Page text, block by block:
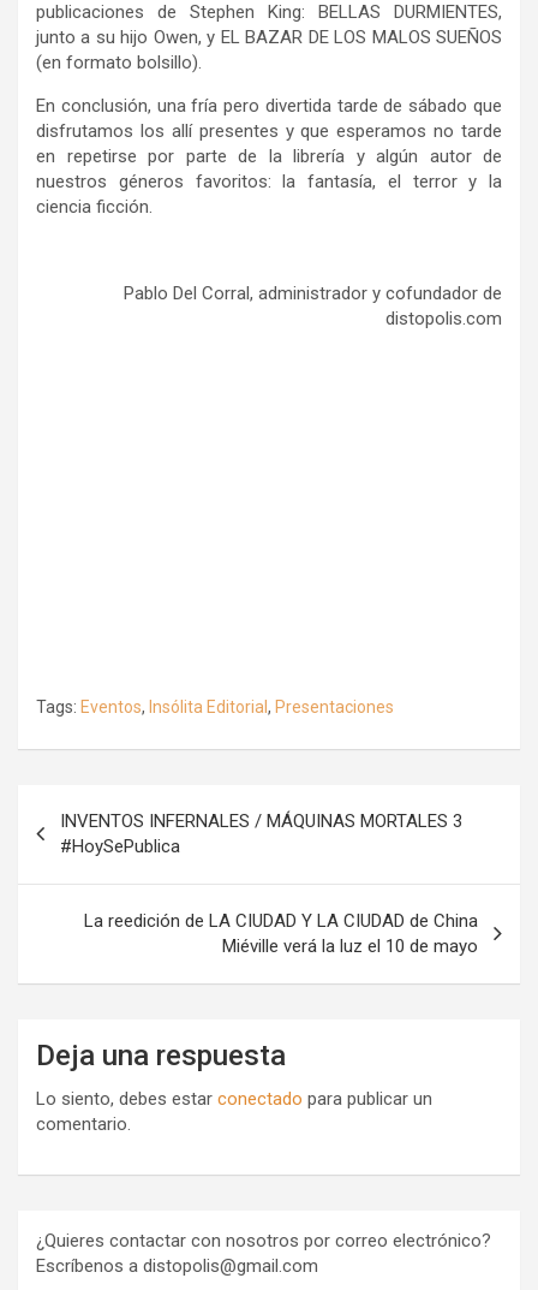
publicaciones de Stephen King: BELLAS DURMIENTES,
junto a su hijo Owen, y EL BAZAR DE LOS MALOS SUEÑOS
(en formato bolsillo).
En conclusión, una fría pero divertida tarde de sábado que
disfrutamos los allí presentes y que esperamos no tarde
en repetirse por parte de la librería y algún autor de
nuestros géneros favoritos: la fantasía, el terror y la
ciencia ficción.
Pablo Del Corral, administrador y cofundador de
distopolis.com
Tags: Eventos, Insólita Editorial, Presentaciones
de
entradas
INVENTOS INFERNALES / MÁQUINAS MORTALES 3
#HoySePublica
La reedición de LA CIUDAD Y LA CIUDAD de China
Miéville verá la luz el 10 de mayo
Deja una respuesta
Lo siento, debes estar conectado para publicar un
comentario.
¿Quieres contactar con nosotros por correo electrónico?
Escríbenos a distopolis@gmail.com